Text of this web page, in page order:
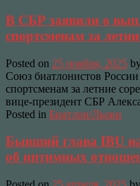
В СБР заявили о
спортсменам за
Posted on 25 ноября, 2025
Союз биатлонистов
спортсменам за летние
вице-президент СБР
Posted in Биатлон/Лыжи
Бывший глава IBU на
об интимных